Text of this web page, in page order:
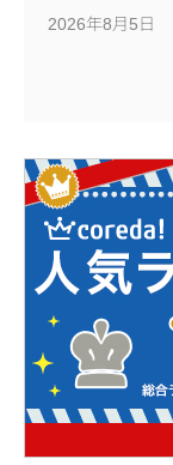
2026年8月5日